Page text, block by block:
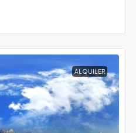
ALQUILER